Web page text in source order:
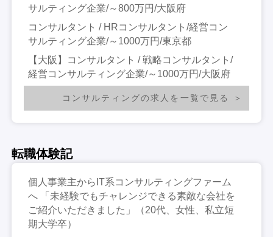
サルティング企業/～800万円/大阪府
コンサルタント / HRコンサルタント/経営コン
サルティング企業/～1000万円/東京都
【大阪】コンサルタント / 戦略コンサルタント/
経営コンサルティング企業/～1000万円/大阪府
コンサルティングの求人を一覧で見る
転職体験記
個人事業主からIT系コンサルティングファーム
へ 「未経験でもチャレンジできる素敵な会社を
ご紹介いただきました」（20代、女性、私立短
期大学卒）